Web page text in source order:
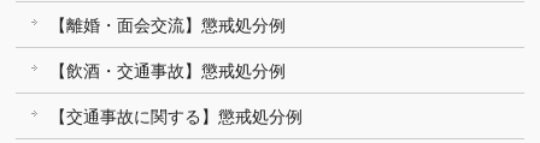
【離婚・面会交流】懲戒処分例
【飲酒・交通事故】懲戒処分例
【交通事故に関する】懲戒処分例